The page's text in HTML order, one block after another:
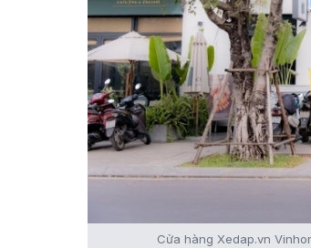
Cửa hàng Xedap.vn